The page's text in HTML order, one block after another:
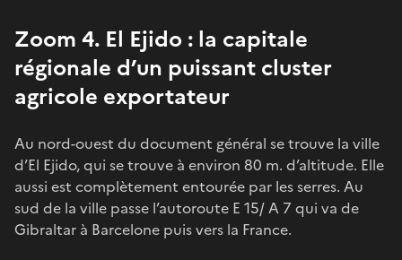
Zoom 4. El Ejido : la capitale
régionale d’un puissant cluster
agricole exportateur
Au nord-ouest du document général se trouve la ville
d’El Ejido, qui se trouve à environ 80 m. d’altitude. Elle
aussi est complètement entourée par les serres. Au
sud de la ville passe l’autoroute E 15/ A 7 qui va de
Gibraltar à Barcelone puis vers la France.